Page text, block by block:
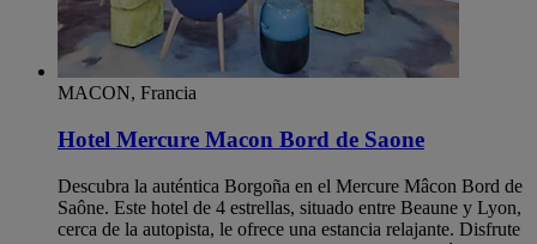
MACON, Francia
Hotel Mercure Macon Bord de Saone
Descubra la auténtica Borgoña en el Mercure Mâcon Bord de
Saône. Este hotel de 4 estrellas, situado entre Beaune y Lyon,
cerca de la autopista, le ofrece una estancia relajante. Disfrute